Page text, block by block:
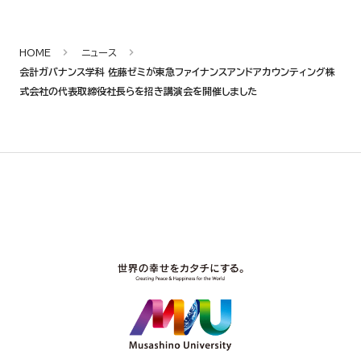
HOME
ニュース
会計ガバナンス学科 佐藤ゼミが東急ファイナンスアンドアカウンティング株
式会社の代表取締役社長らを招き講演会を開催しました